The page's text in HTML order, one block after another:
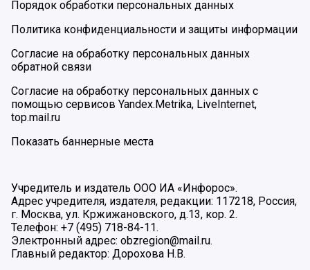
Порядок обработки персональных данных
Политика конфиденциальности и защиты информации
Согласие на обработку персональных данных
обратной связи
Согласие на обработку персональных данных с
помощью сервисов Yandex.Metrika, LiveInternet,
top.mail.ru
Показать баннерные места
Учредитель и издатель ООО ИА «Инфорос».
Адрес учредителя, издателя, редакции: 117218, Россия,
г. Москва, ул. Кржижановского, д.13, кор. 2.
Телефон: +7 (495) 718-84-11.
Электронный адрес: obzregion@mail.ru.
Главный редактор: Дорохова Н.В.